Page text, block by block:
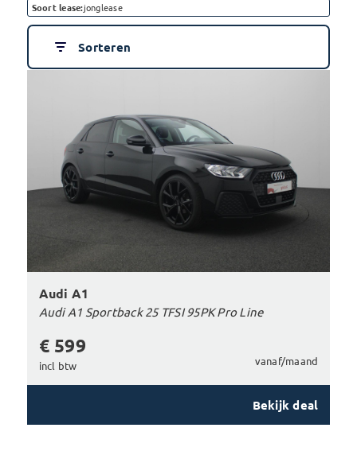
Soort lease:jonglease
Sorteren
Audi A1
Audi A1 Sportback 25 TFSI 95PK Pro Line
€ 599
incl btw vanaf/maand
Bekijk deal